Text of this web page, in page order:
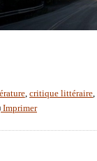
,critique littéraire,
Imprimer